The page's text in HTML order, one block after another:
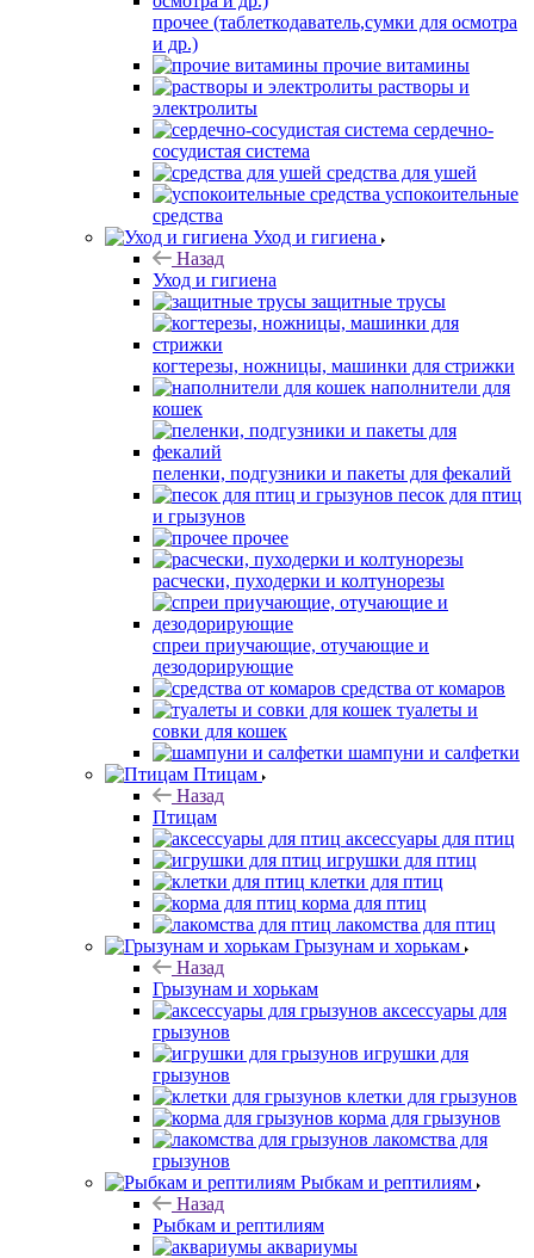
прочее (таблеткодаватель,сумки для осмотра
и др.)
прочие витамины
растворы и
электролиты
сердечно-
сосудистая система
средства для ушей
успокоительные
средства
Уход и гигиена
Назад
Уход и гигиена
защитные трусы
когтерезы, ножницы, машинки для стрижки
наполнители для
кошек
пеленки, подгузники и пакеты для фекалий
песок для птиц
и грызунов
прочее
расчески, пуходерки и колтунорезы
спреи приучающие, отучающие и
дезодорирующие
средства от комаров
туалеты и
совки для кошек
шампуни и салфетки
Птицам
Назад
Птицам
аксессуары для птиц
игрушки для птиц
клетки для птиц
корма для птиц
лакомства для птиц
Грызунам и хорькам
Назад
Грызунам и хорькам
аксессуары для
грызунов
игрушки для
грызунов
клетки для грызунов
корма для грызунов
лакомства для
грызунов
Рыбкам и рептилиям
Назад
Рыбкам и рептилиям
аквариумы